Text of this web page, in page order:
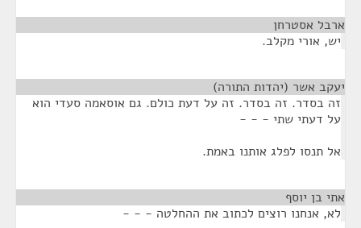
ארבל אסטרחן
יש, אורי מקלב.
יעקב אשר (יהדות התורה)
זה בסדר. זה בסדר. זה על דעת כולם. גם אוסאמה סעדי הוא
על דעתי שתי - - -
אל תנסו לפלג אותנו באמת.
אתי בן יוסף
לא, אנחנו רוצים לכתוב את ההחלטה - - -